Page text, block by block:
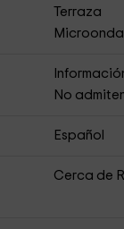
Terraza
No
Español
Cerca de